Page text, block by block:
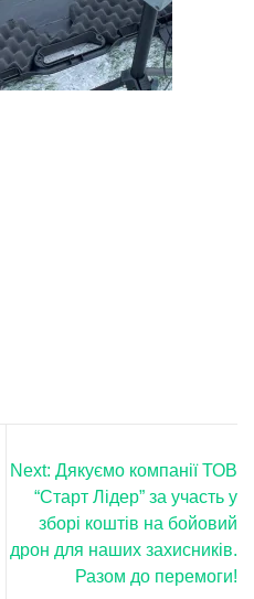
Next: Дякуємо компанії ТОВ
“Старт Лідер” за участь у
зборі коштів на бойовий
дрон для наших захисників.
Разом до перемоги!